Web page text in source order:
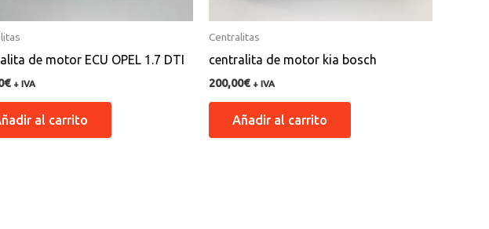
de motor ECU OPEL 1.7 DTI
€ + IVA
al carrito
Centralitas
centralita de motor kia bosch
200,00€ + IVA
Añadir al carrito